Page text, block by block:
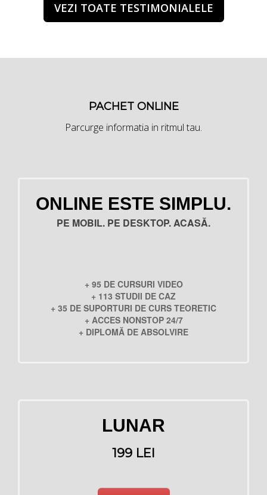
VEZI TOATE TESTIMONIALELE
PACHET ONLINE
Parcurge informatia in ritmul tau.
ONLINE ESTE SIMPLU.
PE MOBIL. PE DESKTOP. ACASĂ.
+ 95 DE CURSURI VIDEO
+ 113 STUDII DE CAZ
+ 35 DE SUPORTURI DE CURS TEORETIC
+ ACCES NONSTOP 24/7
+ DIPLOMĂ DE ABSOLVIRE
LUNAR
199 LEI